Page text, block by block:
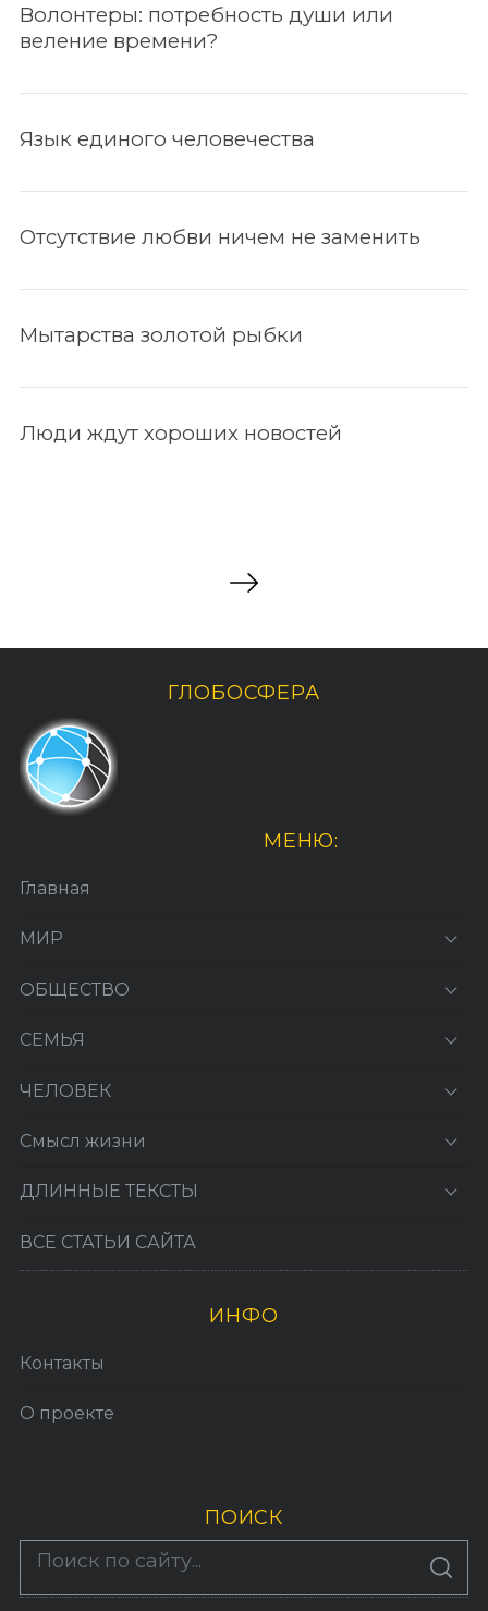
Волонтеры: потребность души или
веление времени?
Язык единого человечества
Отсутствие любви ничем не заменить
Мытарства золотой рыбки
Люди ждут хороших новостей
ГЛОБОСФЕРА
МЕНЮ:
Главная
МИР
ОБЩЕСТВО
СЕМЬЯ
ЧЕЛОВЕК
Смысл жизни
ДЛИННЫЕ ТЕКСТЫ
ВСЕ СТАТЬИ САЙТА
ИНФО
Контакты
О проекте
ПОИСК
S
A
По авторам
По авторам